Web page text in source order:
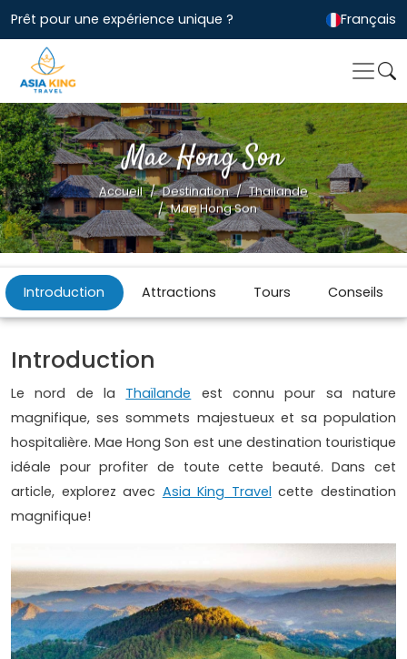
Prêt pour une expérience unique ? Français
Mae Hong Son
Accueil Destination
Thailande
Mae Hong Son
Introduction Attractions Tours Conseils
Introduction
Le nord de la Thaïlande est connu pour sa nature
magnifique, ses sommets majestueux et sa population
hospitalière. Mae Hong Son est une destination touristique
idéale pour profiter de toute cette beauté. Dans cet
article, explorez avec Asia King Travel cette destination
magnifique!